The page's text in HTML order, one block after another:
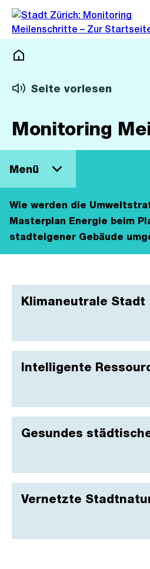
Navigation
Sprunglink
Monitoring Meilenschritte
Seite vorlesen
Monitoring
Wie werden die
Masterplan Energie beim
stadteigener Gebäude
Klimaneutrale Stadt
Intelligente
Gesundes
Vernetzte